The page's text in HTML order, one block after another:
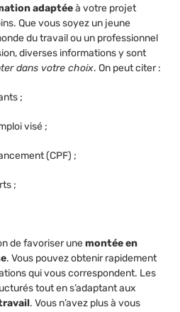
adaptéeà votre projet
Que vous soyez un jeune
du travail ou un professionnel
diverses informations y sont
dans votre choix. On peut citer :
;
visé ;
(CPF) ;
;
de favoriser unemontée en
. Vous pouvez obtenir rapidement
qui vous correspondent. Les
tout en s’adaptant aux
. Vous n’avez plus à vous